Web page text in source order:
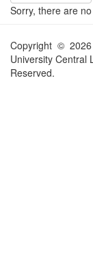
Sorry, there are
Copyright © 2026
University Central
Reserved.